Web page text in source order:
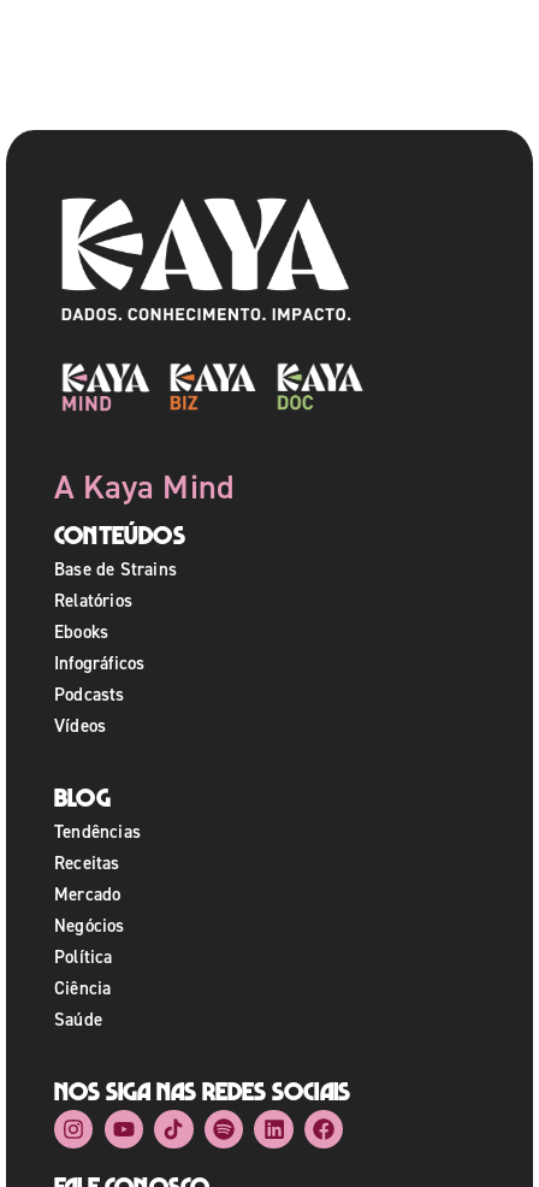
A Kaya Mind
Conteúdos
Base de Strains
Relatórios
Ebooks
Infográficos
Podcasts
Vídeos
Blog
Tendências
Receitas
Mercado
Negócios
Política
Ciência
Saúde
Nos siga nas redes sociais